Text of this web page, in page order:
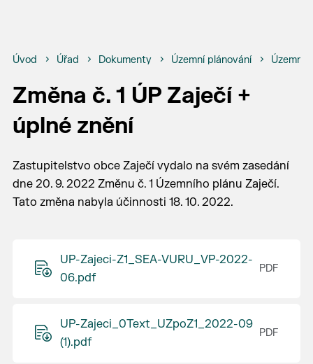
Úvod Úřad Dokumenty Územní plánování Územní
Změna č. 1 ÚP Zaječí +
úplné znění
Zastupitelstvo obce Zaječí vydalo na svém zasedání
dne 20. 9. 2022 Změnu č. 1 Územního plánu Zaječí.
Tato změna nabyla účinnosti 18. 10. 2022.
UP-Zajeci-Z1_SEA-VURU_VP-2022-
06.pdf
UP-Zajeci_0Text_UZpoZ1_2022-09
(1).pdf